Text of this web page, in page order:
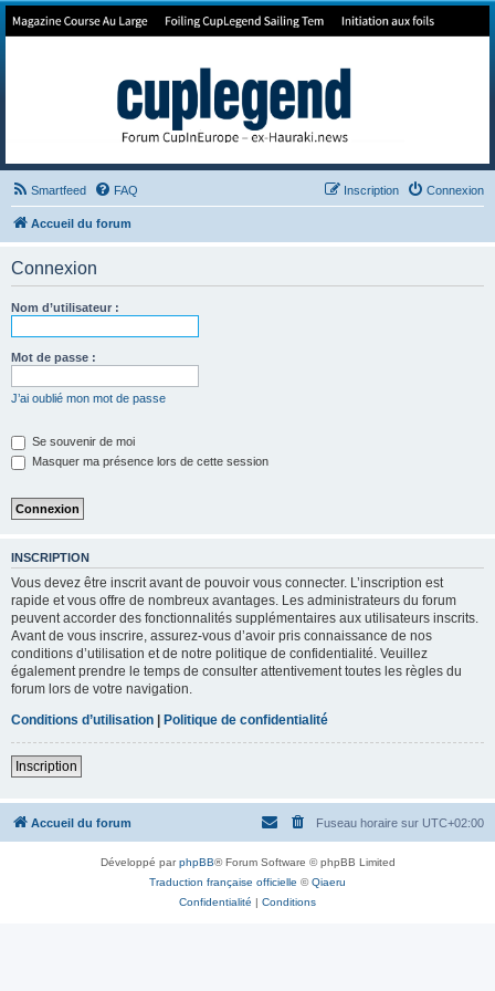
Forum de Cup In Europe
Smartfeed FAQ Connexion
Inscription
Accueil du forum
Connexion
Nom d’utilisateur :
Mot de passe :
J’ai oublié mon mot de passe
Se souvenir de moi
Masquer ma présence lors de cette session
INSCRIPTION
Vous devez être inscrit avant de pouvoir vous connecter. L’inscription est
rapide et vous offre de nombreux avantages. Les administrateurs du forum
peuvent accorder des fonctionnalités supplémentaires aux utilisateurs inscrits.
Avant de vous inscrire, assurez-vous d’avoir pris connaissance de nos
conditions d’utilisation et de notre politique de confidentialité. Veuillez
également prendre le temps de consulter attentivement toutes les règles du
forum lors de votre navigation.
Conditions d’utilisation
Politique de confidentialité
Inscription
Accueil du forum Fuseau horaire sur UTC+02:00
Développé parphpBB® Forum Software © phpBB Limited
Traduction française officielle ©Qiaeru
Confidentialité | Conditions